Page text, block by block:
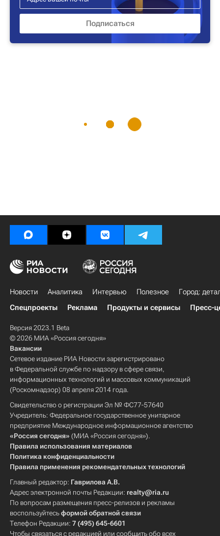
Новости Аналитика Интервью Полезное
Город:
Спецпроекты
Реклама Продукты и сервисы Пресс-
Версия 2023.1 Beta
© 2026 МИА «Россия сегодня»
Вакансии
Сетевое издание РИА Новости зарегистрировано
в Федеральной службе по надзору в сфере связи,
информационных технологий и массовых коммуникаций
(Роскомнадзор) 08 апреля 2014 года.
Свидетельство о регистрации Эл № ФС77-57640
Учредитель: Федеральное государственное унитарное
предприятие Международное информационное агентство
«Россия сегодня» (МИА «Россия сегодня»).
Правила использования материалов
Политика конфиденциальности
Правила применения рекомендательных технологий
Главный редактор: Гаврилова А.В.
Адрес электронной почты Редакции: realty@ria.ru
По вопросам размещения пресс-релизов и рекламы
воспользуйтесьформой обратной связи
Телефон Редакции: 7 (495) 645-6601
Чтобы связаться с редакцией или сообщить обо всех